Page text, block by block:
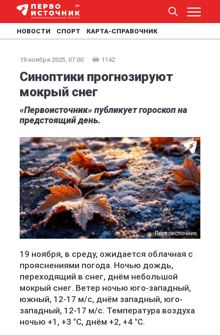
НОВОСТИ СПОРТ КАРТА-СПРАВОЧНИК
19 ноября 2025, 07:00 1142
Синоптики прогнозируют
мокрый снег
«Первоисточник» публикует гороскоп на
предстоящий день.
Первоисточник
19 ноября, в среду, ожидается облачная с
прояснениями погода. Ночью дождь,
переходящий в снег, днём небольшой
мокрый снег. Ветер ночью юго-западный,
южный, 12-17 м/с, днём западный, юго-
западный, 12-17 м/с. Температура воздуха
ночью +1, +3 °C, днём +2, +4 °C.